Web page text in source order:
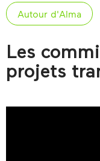
Autour d'Alma
Les
projets